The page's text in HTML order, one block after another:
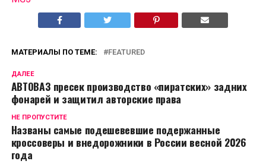
МАТЕРИАЛЫ ПО ТЕМЕ: FEATURED
ДАЛЕЕ
АВТОВАЗ пресек производство «пиратских» задних
фонарей и защитил авторские права
НЕ ПРОПУСТИТЕ
Названы самые подешевевшие подержанные
кроссоверы и внедорожники в России весной 2026
года